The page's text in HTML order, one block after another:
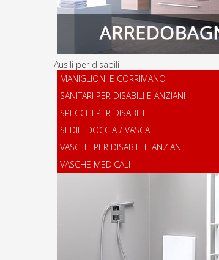
Ausili per disabili
MANIGLIONI E CORRIMANO
SANITARI PER DISABILI E ANZIANI
SPECCHI PER DISABILI
SEDILI DOCCIA / VASCA
VASCHE PER DISABILI E ANZIANI
VASCHE MEDICALI